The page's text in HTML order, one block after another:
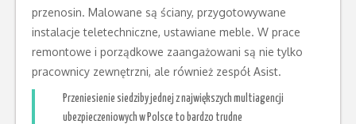
przenosin. Malowane są ściany, przygotowywane
instalacje teletechniczne, ustawiane meble. W prace
remontowe i porządkowe zaangażowani są nie tylko
pracownicy zewnętrzni, ale również zespół Asist.
Przeniesienie siedziby jednej z największych multiagencji
ubezpieczeniowych w Polsce to bardzo trudne